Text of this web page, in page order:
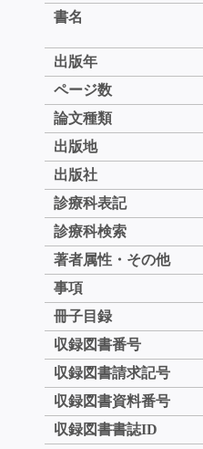
書名
出版年
ページ数
論文種類
出版地
出版社
診療科表記
診療科検索
著者属性・その他
事項
冊子目録
収録図書番号
収録図書請求記号
収録図書資料番号
収録図書書誌ID